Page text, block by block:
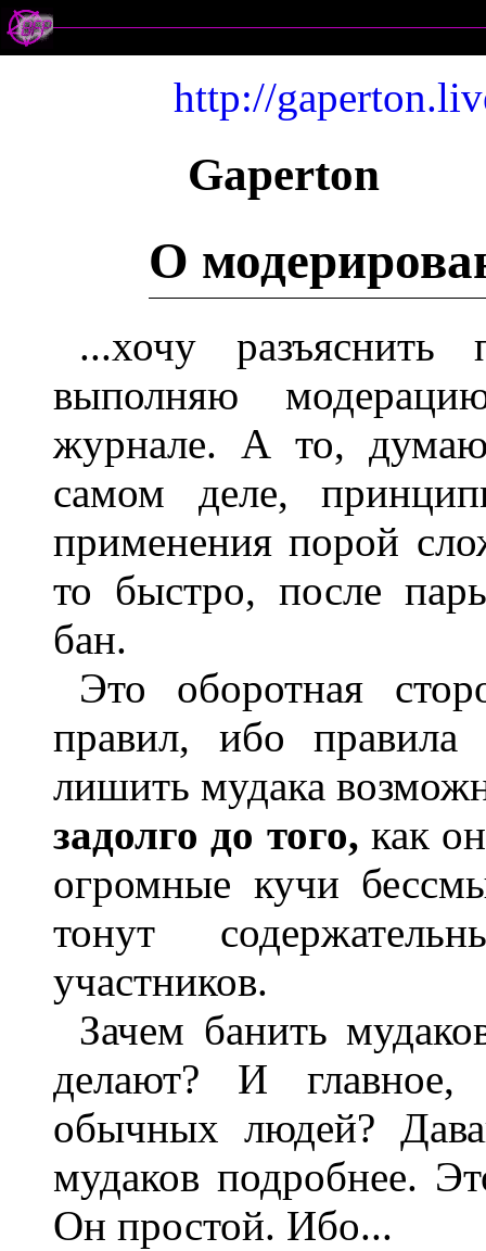
http://
Gaperton
О
...хочу
выполняю
журнале. А то,
самом деле,
применения порой
то быстро, после
бан.
Это оборотная
правил, ибо
лишить мудака
задолго до того, как
огромные кучи
тонут
участников.
Зачем банить
делают? И главное,
обычных людей?
мудаков подробнее.
Он простой. Ибо...